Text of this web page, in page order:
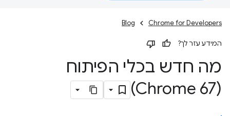
Chrome for Developers
Blog
המידע עזר לך?
מה חדש בכלי הפיתוח
(Chrome 67)